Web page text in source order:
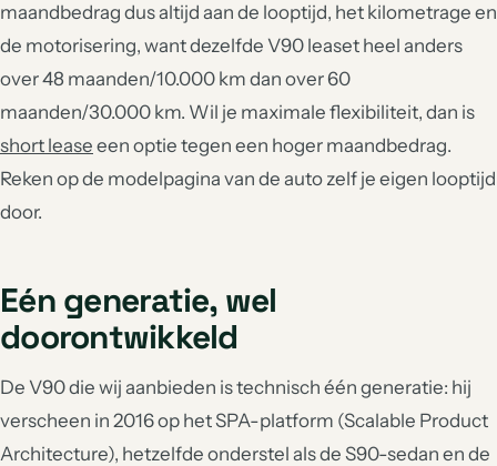
maandbedrag dus altijd aan de looptijd, het kilometrage en
de motorisering, want dezelfde V90 leaset heel anders
over 48 maanden/10.000 km dan over 60
maanden/30.000 km. Wil je maximale flexibiliteit, dan is
short lease een optie tegen een hoger maandbedrag.
Reken op de modelpagina van de auto zelf je eigen looptijd
door.
Eén generatie, wel
doorontwikkeld
De V90 die wij aanbieden is technisch één generatie: hij
verscheen in 2016 op het SPA-platform (Scalable Product
Architecture), hetzelfde onderstel als de S90-sedan en de